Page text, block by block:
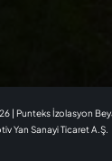
| Punteks İzolasyon
Yan Sanayi Ticaret A.Ş.